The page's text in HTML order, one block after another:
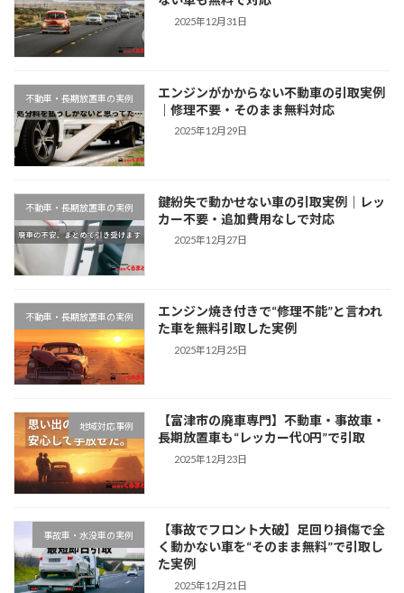
2025年12月31日
不動車・長期放置車の実例
エンジンがかからない不動車の引取実例
｜修理不要・そのまま無料対応
2025年12月29日
不動車・長期放置車の実例
鍵紛失で動かせない車の引取実例｜レッ
カー不要・追加費用なしで対応
2025年12月27日
不動車・長期放置車の実例
エンジン焼き付きで“修理不能”と言われ
た車を無料引取した実例
2025年12月25日
地域対応事例
【富津市の廃車専門】不動車・事故車・
長期放置車も“レッカー代0円”で引取
2025年12月23日
事故車・水没車の実例
【事故でフロント大破】足回り損傷で全
く動かない車を“そのまま無料”で引取し
た実例
2025年12月21日